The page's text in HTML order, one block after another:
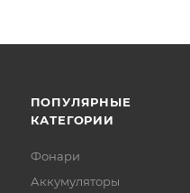
ПОПУЛЯРНЫЕ
КАТЕГОРИИ
Фонари
Аккумуляторы